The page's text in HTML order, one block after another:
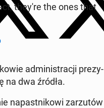
they're the ones that
ad­min­is­tracji prezy­
na dwa źródła.
na­past­nikowi zarzutów